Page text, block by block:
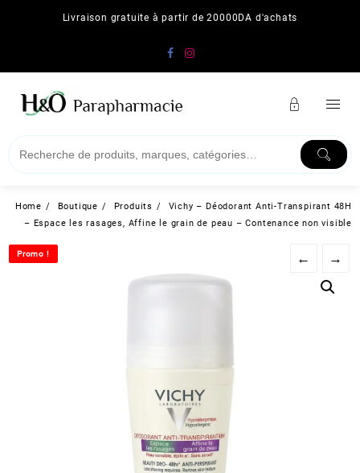
Livraison gratuite à partir de 20000DA d'achats
Home Boutique Produits
Vichy – Déodorant Anti-Transpirant 48H
– Espace les rasages, Affine le grain de peau – Contenance non visible
Promo ! ← →
Promo !